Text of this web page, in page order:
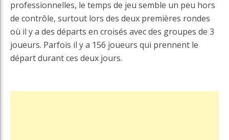
professionnelles, le temps de jeu semble un peu hors
de contrôle, surtout lors des deux premières rondes
où il y a des départs en croisés avec des groupes de 3
joueurs. Parfois il y a 156 joueurs qui prennent le
départ durant ces deux jours.